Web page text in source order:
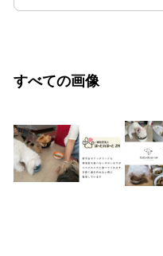
すべての画像